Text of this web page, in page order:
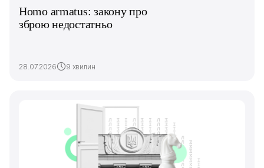
Homo armatus: закону про
зброю недостатньо
28.07.2026 9 хвилин